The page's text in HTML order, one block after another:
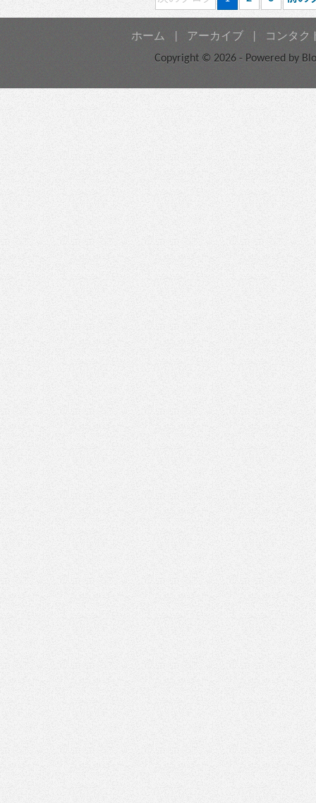
ホーム アーカイブ
コンタク
Copyright © 2026 - Powered by